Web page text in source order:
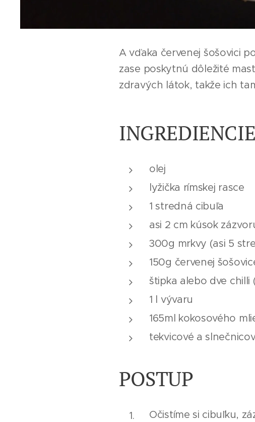
A vďaka červenej šošovici
zase poskytnú dôležité
zdravých látok, takže ich
INGREDIENCIE
olej
lyžička rímskej rasce
1 stredná cibuľa
asi 2 cm kúsok
300g mrkvy (asi 5
150g červenej
štipka alebo dve chilli
1 l vývaru
165ml kokosového
tekvicové a
POSTUP
Očistíme si cibuľku,